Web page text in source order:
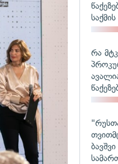
რა